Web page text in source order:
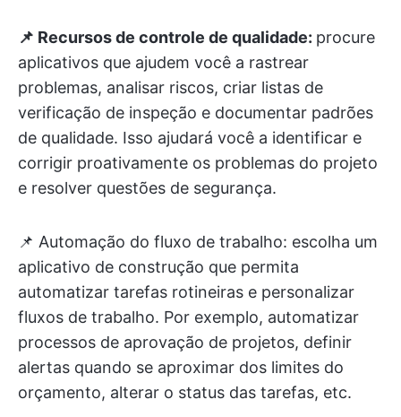
📌 Recursos de controle de qualidade: procure
aplicativos que ajudem você a rastrear
problemas, analisar riscos, criar listas de
verificação de inspeção e documentar padrões
de qualidade. Isso ajudará você a identificar e
corrigir proativamente os problemas do projeto
e resolver questões de segurança.
📌 Automação do fluxo de trabalho: escolha um
aplicativo de construção que permita
automatizar tarefas rotineiras e personalizar
fluxos de trabalho. Por exemplo, automatizar
processos de aprovação de projetos, definir
alertas quando se aproximar dos limites do
orçamento, alterar o status das tarefas, etc.